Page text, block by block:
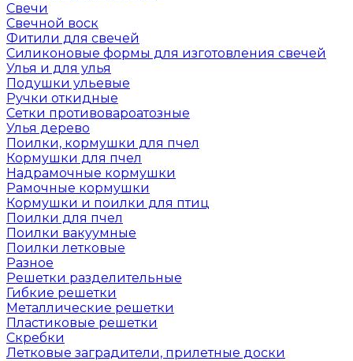
Свечи
Свечной воск
Фитили для свечей
Силиконовые формы для изготовления свечей
Улья и для улья
Подушки ульевые
Ручки откидные
Сетки противовароатозные
Улья дерево
Поилки, кормушки для пчел
Кормушки для пчел
Надрамочные кормушки
Рамочные кормушки
Кормушки и поилки для птиц
Поилки для пчел
Поилки вакуумные
Поилки летковые
Разное
Решетки разделительные
Гибкие решетки
Металлические решетки
Пластиковые решетки
Скребки
Летковые заградители, прилетные доски